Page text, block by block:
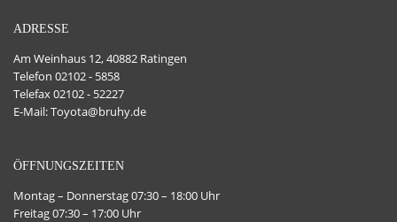
ADRESSE
Am Weinhaus 12, 40882 Ratingen
Telefon 02102 - 5858
Telefax 02102 - 52227
E-Mail: Toyota@bruhy.de
ÖFFNUNGSZEITEN
Montag – Donnerstag 07:30 – 18:00 Uhr
Freitag 07:30 – 17:00 Uhr